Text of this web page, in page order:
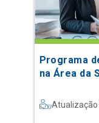
Programa
na Área da
Atualização